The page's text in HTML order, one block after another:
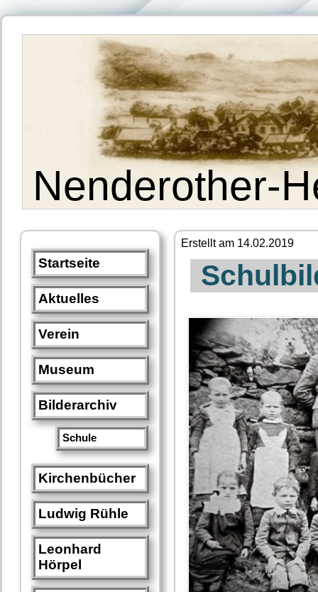
Nenderother-
Startseite
Aktuelles
Verein
Museum
Bilderarchiv
Schule
Kirchenbücher
Ludwig Rühle
Leonhard
Hörpel
Erstellt am 14.02.2019